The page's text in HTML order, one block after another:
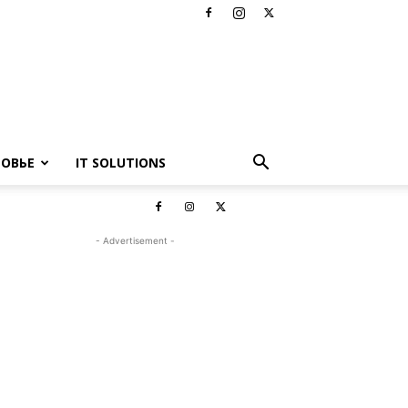
IT SOLUTIONS
- Advertisement -